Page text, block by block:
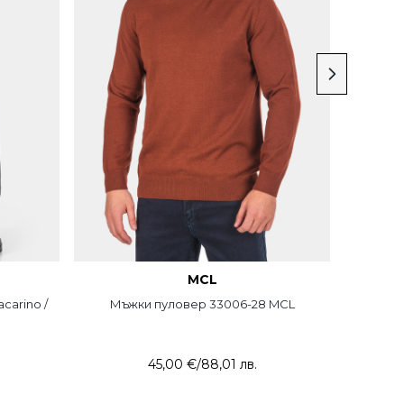
/
MCL
Мъжки пуловер 33006-28 MCL
45,00 €/88,01 лв.